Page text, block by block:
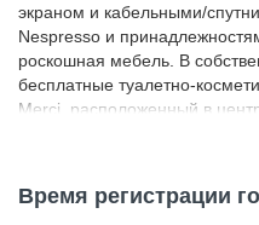
экраном и кабельными/
Nespresso и
роскошная мебель. В
бесплатные туалетно-
Merci, расположенный в
«Ташкент» имени Ислама
Дополнительные услуги. На
Время регистрации